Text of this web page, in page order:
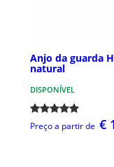
Anjo da guarda
natural
DISPONÍVEL
Preço a partir de €